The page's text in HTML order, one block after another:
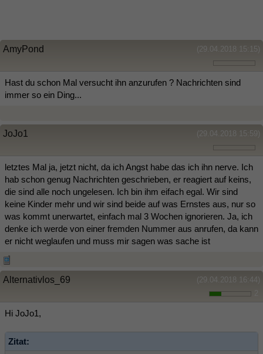
(29.04.2018 15:15)
AmyPond
Hast du schon Mal versucht ihn anzurufen ? Nachrichten sind
immer so ein Ding...
(29.04.2018 15:59)
JoJo1
letztes Mal ja, jetzt nicht, da ich Angst habe das ich ihn nerve. Ich
hab schon genug Nachrichten geschrieben, er reagiert auf keins,
die sind alle noch ungelesen. Ich bin ihm eifach egal. Wir sind
keine Kinder mehr und wir sind beide auf was Ernstes aus, nur so
was kommt unerwartet, einfach mal 3 Wochen ignorieren. Ja, ich
denke ich werde von einer fremden Nummer aus anrufen, da kann
er nicht weglaufen und muss mir sagen was sache ist
(29.04.2018 16:44)
Alternativlos_69
Hi JoJo1,
Zitat: